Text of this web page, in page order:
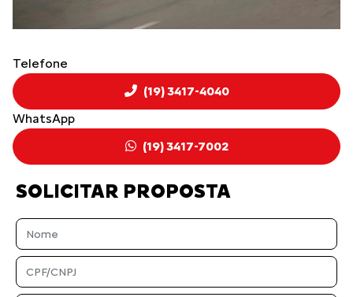
SOLICITAR PROPOSTA
Telefone
(19) 3417-4040
WhatsApp
(19) 3417-7002